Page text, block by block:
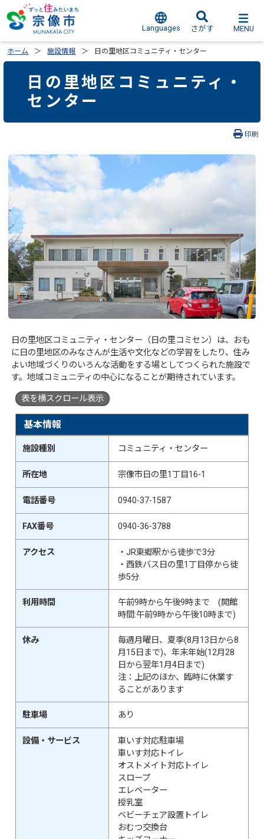
Languages さがす MENU
ホーム 施設情報 日の里地区コミュニティ・センター
日の里地区コミュニティ・
センター
印刷
日の里地区コミュニティ・センター（日の里コミセン）は、おも
に日の里地区のみなさんが生活や文化などの学習をしたり、住み
よい地域づくりのいろんな活動をする場としてつくられた施設で
す。地域コミュニティの中心になることが期待されています。
表を横スクロール表示
基本情報
施設種別 コミュニティ・センター
所在地 宗像市日の里1丁目16-1
電話番号 0940-37-1587
FAX番号 0940-36-3788
アクセス
・JR東郷駅から徒歩で3分
・西鉄バス日の里1丁目停から徒
歩5分
利用時間
午前9時から午後9時まで (開館
時間:午前9時から午後10時まで)
休み
毎週月曜日、夏季(8月13日から8
月15日まで)、年末年始(12月28
日から翌年1月4日まで)
注：上記のほか、臨時に休業す
ることがあります
駐車場 あり
設備・サービス
車いす対応駐車場
車いす対応トイレ
オストメイト対応トイレ
スロープ
エレベーター
授乳室
ベビーチェア設置トイレ
おむつ交換台